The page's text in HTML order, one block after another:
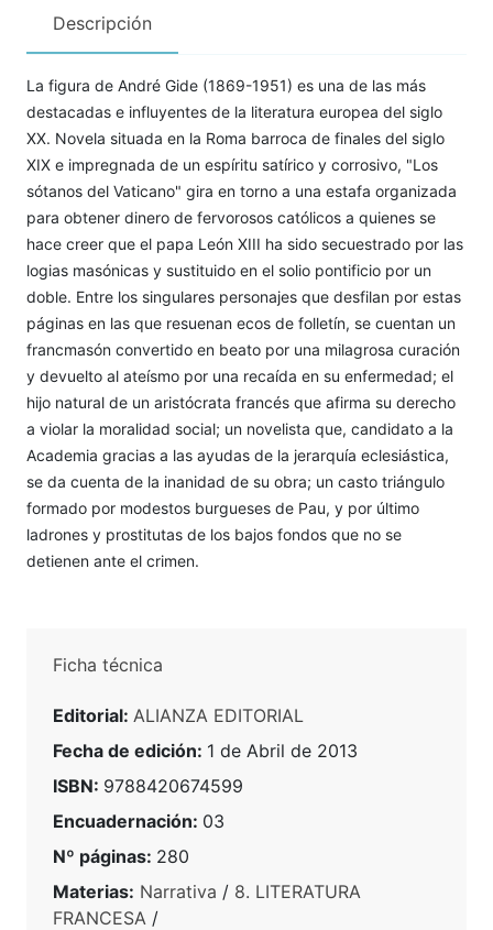
Descripción
La figura de André Gide (1869-1951) es una de las más
destacadas e influyentes de la literatura europea del siglo
XX. Novela situada en la Roma barroca de finales del siglo
XIX e impregnada de un espíritu satírico y corrosivo, "Los
sótanos del Vaticano" gira en torno a una estafa organizada
para obtener dinero de fervorosos católicos a quienes se
hace creer que el papa León XIII ha sido secuestrado por las
logias masónicas y sustituido en el solio pontificio por un
doble. Entre los singulares personajes que desfilan por estas
páginas en las que resuenan ecos de folletín, se cuentan un
francmasón convertido en beato por una milagrosa curación
y devuelto al ateísmo por una recaída en su enfermedad; el
hijo natural de un aristócrata francés que afirma su derecho
a violar la moralidad social; un novelista que, candidato a la
Academia gracias a las ayudas de la jerarquía eclesiástica,
se da cuenta de la inanidad de su obra; un casto triángulo
formado por modestos burgueses de Pau, y por último
ladrones y prostitutas de los bajos fondos que no se
detienen ante el crimen.
Ficha técnica
Editorial: ALIANZA EDITORIAL
Fecha de edición: 1 de Abril de 2013
ISBN: 9788420674599
Encuadernación: 03
Nº páginas: 280
Materias: Narrativa / 8. LITERATURA
FRANCESA /